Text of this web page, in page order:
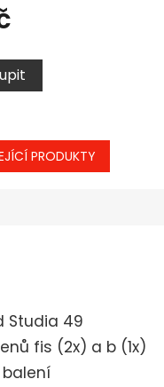
PRODUKTY
Studia 49
fis (2x) a b (1x)